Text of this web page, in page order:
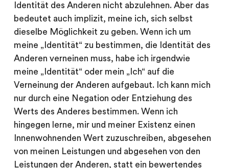
Identität des Anderen nicht abzulehnen. Aber das
bedeutet auch implizit, meine ich, sich selbst
dieselbe Möglichkeit zu geben. Wenn ich um
meine „Identität“ zu bestimmen, die Identität des
Anderen verneinen muss, habe ich irgendwie
meine „Identität“ oder mein „Ich“ auf die
Verneinung der Anderen aufgebaut. Ich kann mich
nur durch eine Negation oder Entziehung des
Werts des Anderes bestimmen. Wenn ich
hingegen lerne, mir und meiner Existenz einen
Innenwohnenden Wert zuzuschreiben, abgesehen
von meinen Leistungen und abgesehen von den
Leistungen der Anderen, statt ein bewertendes